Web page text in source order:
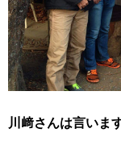
川﨑さんは言います